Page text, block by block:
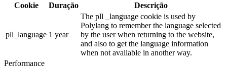
Cookie
Duração Descrição
pll_language 1 year
The pll _language cookie is used by
Polylang to remember the language selected
by the user when returning to the website,
and also to get the language information
when not available in another way.
Performance